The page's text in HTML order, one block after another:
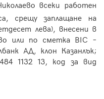
всеки работен
срещу заплащане на
лева), внесени в
или по сметка BIC –
АД, клон Казанлък;
84 1132 13, код за вид